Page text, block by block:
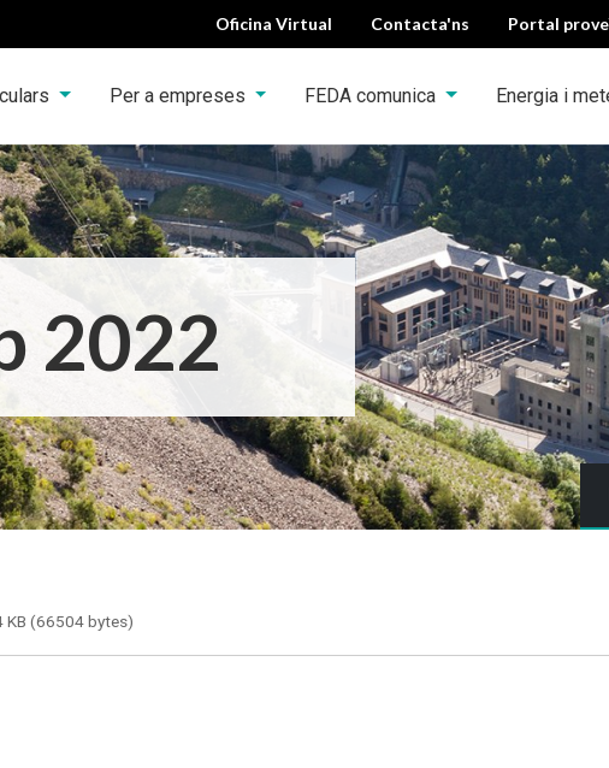
Oficina Virtual Contacta'ns Portal
Per a empreses FEDA comunica Energia i
2022
KB (66504 bytes)